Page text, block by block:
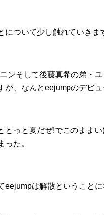
について少し触れていきま
ンそして後藤真希の弟・
が、なんとeejumpのデビ
とっと夏だぜ!でこのまま
った。
eejumpは解散ということに